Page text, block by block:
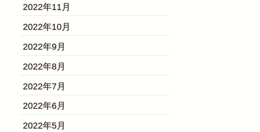
2022年11月
2022年10月
2022年9月
2022年8月
2022年7月
2022年6月
2022年5月